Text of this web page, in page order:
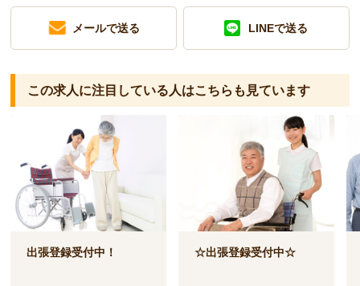
メールで送る LINEで送る
この求人に注目している人はこちらも見ています
出張登録受付中！ ☆出張登録受付中☆